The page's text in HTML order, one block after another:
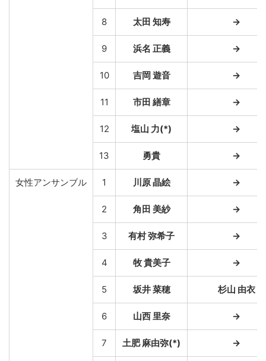
8 太田 知寿 →
9 浜名 正義 →
10 吉岡 遊音 →
11 市田 繕章 →
12 塩山 力(*) →
13 勇貴 →
女性アンサンブル 1 川原 晶絵 →
2 角田 美紗 →
3 有村 弥希子 →
4 牧 貴美子 →
5 坂井 菜穂 杉山 由衣
6 山西 里奈 →
7 土肥 麻由弥(*) →